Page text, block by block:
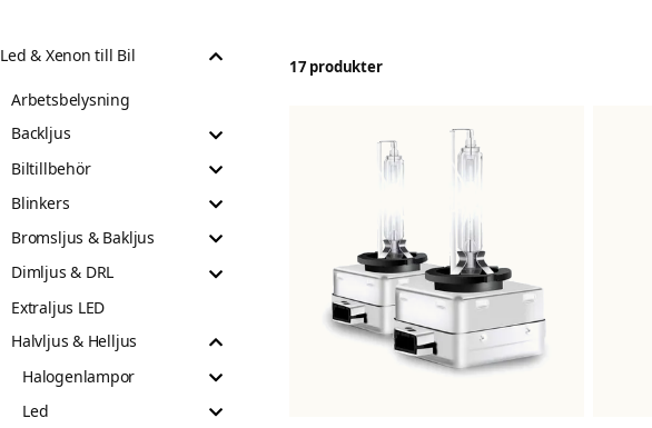
Led & Xenon till Bil
Arbetsbelysning
Backljus
Biltillbehör
Blinkers
Bromsljus & Bakljus
Dimljus & DRL
Extraljus LED
Halvljus & Helljus
Halogenlampor
Led
17 produkter